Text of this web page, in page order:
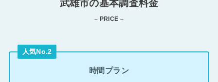
武雄市の基本調査料金
– PRICE –
人気No.2
時間プラン